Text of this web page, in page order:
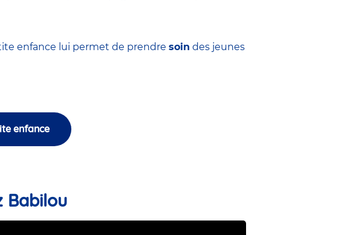
enfance lui permet de prendre soin des jeunes
enfance
Babilou